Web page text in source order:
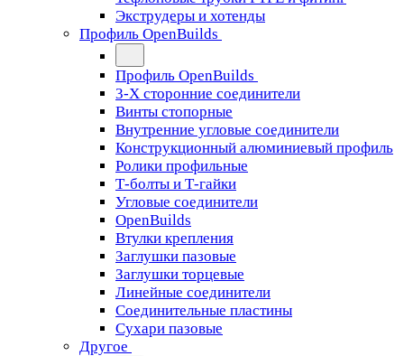
Экструдеры и хотенды
Профиль OpenBuilds
Профиль OpenBuilds
3-Х сторонние соединители
Винты стопорные
Внутренние угловые соединители
Конструкционный алюминиевый профиль
Ролики профильные
Т-болты и Т-гайки
Угловые соединители
OpenBuilds
Втулки крепления
Заглушки пазовые
Заглушки торцевые
Линейные соединители
Соединительные пластины
Сухари пазовые
Другое